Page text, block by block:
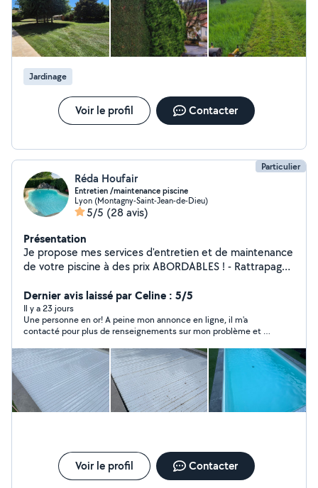
Jardinage
Voir le profil Contacter
Particulier
Réda Houfair
Entretien /maintenance piscine
Lyon (Montagny-Saint-Jean-de-Dieu)
5/5 (28 avis)
Présentation
Je propose mes services d'entretien et de maintenance
de votre piscine à des prix ABORDABLES ! - Rattrapage
électrolyseur / etc - Mise en hivernage actif / passif -
Remise en route post-hivernage - Entretien ponctuel /
régulier - Installation hydraulique / électrique - etc Tout
type de piscine et tout type de traitement ! Au plaisir
de vous aider !
Dernier avis laissé par Celine : 5/5
Il y a 23 jours
Une personne en or! A peine mon annonce en ligne, il m'a
contacté pour plus de renseignements sur mon problème et il
Voir le profil Contacter